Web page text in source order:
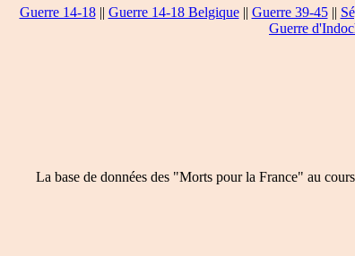
Guerre 14-18|| Guerre 14-18 Belgique|| Guerre 39-45||
Guerre
La base de données des "Morts pour la France" au